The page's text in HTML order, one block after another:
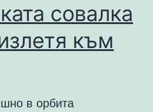
совалка
към
в орбита